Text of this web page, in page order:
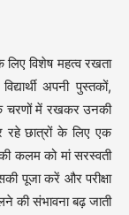
लिए विशेष महत्व रखता
अपनी पुस्तकों,
चरणों में रखकर उनकी
रहे छात्रों के लिए एक
कलम को मां सरस्वती
पूजा करें और परीक्षा
की संभावना बढ़ जाती